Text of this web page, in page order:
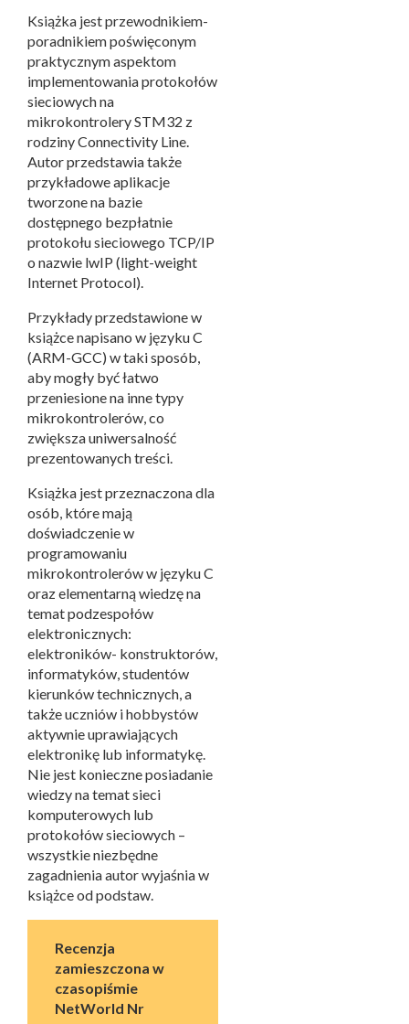
Książka jest przewodnikiem-
poradnikiem poświęconym
praktycznym aspektom
implementowania protokołów
sieciowych na
mikrokontrolery STM32 z
rodziny Connectivity Line.
Autor przedstawia także
przykładowe aplikacje
tworzone na bazie
dostępnego bezpłatnie
protokołu sieciowego TCP/IP
o nazwie lwIP (light-weight
Internet Protocol).
Przykłady przedstawione w
książce napisano w języku C
(ARM-GCC) w taki sposób,
aby mogły być łatwo
przeniesione na inne typy
mikrokontrolerów, co
zwiększa uniwersalność
prezentowanych treści.
Książka jest przeznaczona dla
osób, które mają
doświadczenie w
programowaniu
mikrokontrolerów w języku C
oraz elementarną wiedzę na
temat podzespołów
elektronicznych:
elektroników- konstruktorów,
informatyków, studentów
kierunków technicznych, a
także uczniów i hobbystów
aktywnie uprawiających
elektronikę lub informatykę.
Nie jest konieczne posiadanie
wiedzy na temat sieci
komputerowych lub
protokołów sieciowych –
wszystkie niezbędne
zagadnienia autor wyjaśnia w
książce od podstaw.
Recenzja
zamieszczona w
czasopiśmie
NetWorld Nr